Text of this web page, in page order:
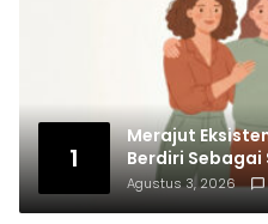
1
Merajut
Berdiri Sebagai
Agustus 3, 2026